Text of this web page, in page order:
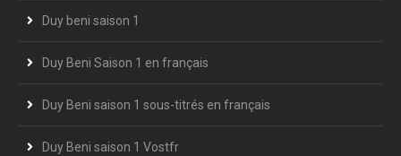
Duy beni saison 1
Duy Beni Saison 1 en français
Duy Beni saison 1 sous-titrés en français
Duy Beni saison 1 Vostfr